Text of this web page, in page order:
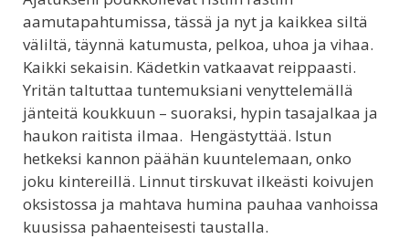
aamutapahtumissa, tässä ja nyt ja kaikkea siltä
väliltä, täynnä katumusta, pelkoa, uhoa ja vihaa.
Kaikki sekaisin. Kädetkin vatkaavat reippaasti.
Yritän taltuttaa tuntemuksiani venyttelemällä
jänteitä koukkuun – suoraksi, hypin tasajalkaa ja
haukon raitista ilmaa. Hengästyttää. Istun
hetkeksi kannon päähän kuuntelemaan, onko
joku kintereillä. Linnut tirskuvat ilkeästi koivujen
oksistossa ja mahtava humina pauhaa vanhoissa
kuusissa pahaenteisesti taustalla.